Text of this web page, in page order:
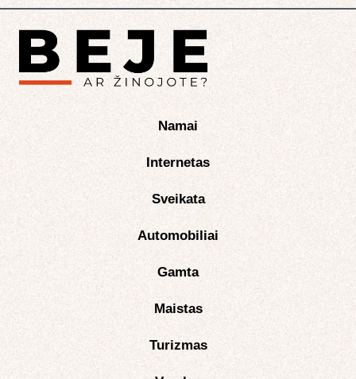
Namai
Internetas
Sveikata
Automobiliai
Gamta
Maistas
Turizmas